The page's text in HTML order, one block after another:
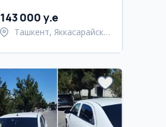
143 000 y.e
Ташкент, Яккасарайский